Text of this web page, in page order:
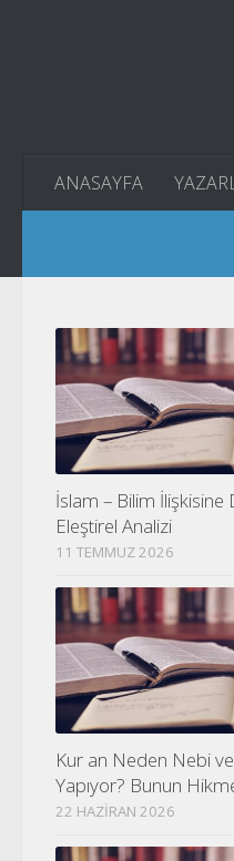
ANASAYFA
İslam – Bilim İlişkisine
Eleştirel Analizi
11 TEMMUZ 2026
Kur an Neden Nebi ve
Yapıyor? Bunun
22 HAZIRAN 2026